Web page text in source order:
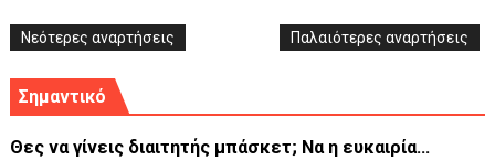
Νεότερες αναρτήσεις Παλαιότερες αναρτήσεις
Σημαντικό
Θες να γίνεις διαιτητής μπάσκετ; Να η ευκαιρία...